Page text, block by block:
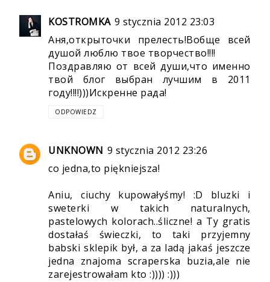
KOSTROMKA 9 stycznia 2012 23:03
Аня,открыточки прелесть!Вобще всей
душой люблю твое творчество!!!!
Поздравляю от всей души,что именно
твой блог выбран лучшим в 2011
году!!!!)))Искренне рада!
ODPOWIEDZ
UNKNOWN 9 stycznia 2012 23:26
co jedna,to piękniejsza!
Aniu, ciuchy kupowałyśmy! :D bluzki i
sweterki w takich naturalnych,
pastelowych kolorach..śliczne! a Ty gratis
dostałaś świeczki, to taki przyjemny
babski sklepik był, a za ladą jakaś jeszcze
jedna znajoma scraperska buzia,ale nie
zarejestrowałam kto :)))) :)))